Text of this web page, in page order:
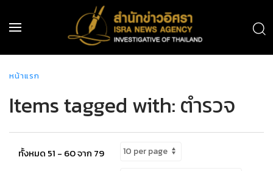
หน้าแรก
Items tagged with: ตำรวจ
ทั้งหมด 51 - 60 จาก 79